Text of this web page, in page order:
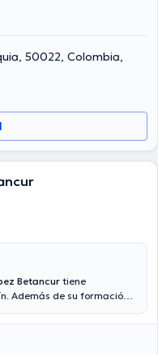
50022, Colombia,
Betancur tiene
Además de su formación
la salud cuenta con